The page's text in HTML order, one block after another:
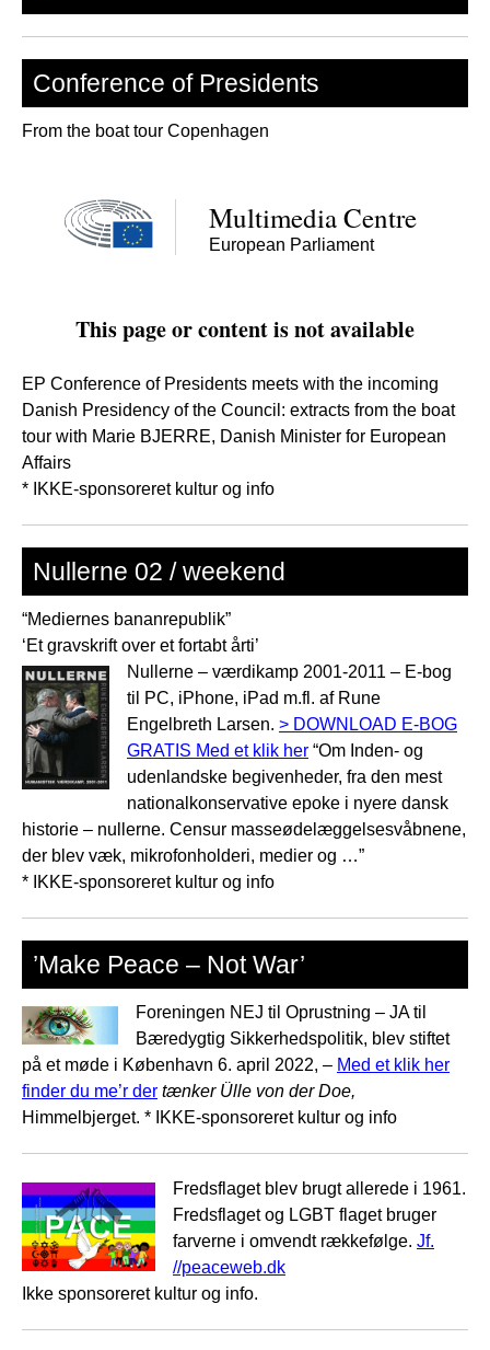
Conference of Presidents
From the boat tour Copenhagen
EP Conference of Presidents meets with the incoming
Danish Presidency of the Council: extracts from the boat
tour with Marie BJERRE, Danish Minister for European
Affairs
* IKKE-sponsoreret kultur og info
Nullerne 02 / weekend
“Mediernes bananrepublik”
‘Et gravskrift over et fortabt årti’
Nullerne – værdikamp 2001-2011 – E-bog
til PC, iPhone, iPad m.fl. af Rune
Engelbreth Larsen. > DOWNLOAD E-BOG
GRATIS Med et klik her “Om Inden- og
udenlandske begivenheder, fra den mest
nationalkonservative epoke i nyere dansk
historie – nullerne. Censur masseødelæggelsesvåbnene,
der blev væk, mikrofonholderi, medier og …”
* IKKE-sponsoreret kultur og info
’Make Peace – Not War’
Foreningen NEJ til Oprustning – JA til
Bæredygtig Sikkerhedspolitik, blev stiftet
på et møde i København 6. april 2022, – Med et klik her
finder du me’r der tænker Ülle von der Doe,
Himmelbjerget. * IKKE-sponsoreret kultur og info
Fredsflaget blev brugt allerede i 1961.
Fredsflaget og LGBT flaget bruger
farverne i omvendt rækkefølge. Jf.
//peaceweb.dk
Ikke sponsoreret kultur og info.